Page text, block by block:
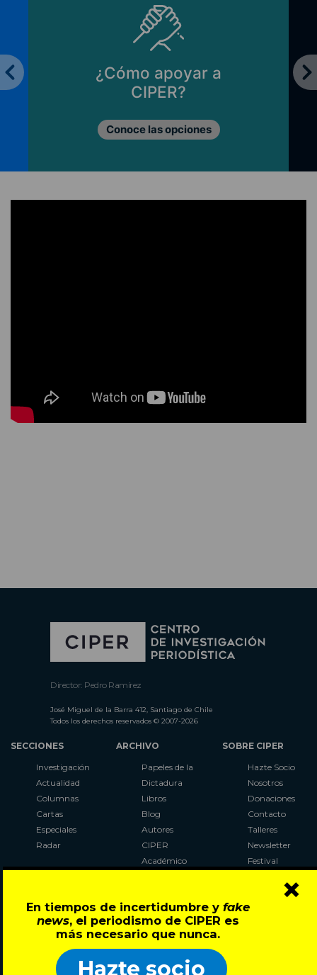
En tiempos de incertidumbre y fake
news, el periodismo de CIPER es
más necesario que nunca.
Hazte socio
×
¿Cómo apoyar a
CIPER?
Conoce las opciones
Director: Pedro Ramírez
José Miguel de la Barra 412, Santiago de Chile
Todos los derechos reservados © 2007-2026
SECCIONES
Investigación
Actualidad
Columnas
Cartas
Especiales
Radar
ARCHIVO
Papeles de la
Dictadura
Libros
Blog
Autores
CIPER
Académico
Al Plebiscito
con CIPER
SOBRE CIPER
Hazte Socio
Nosotros
Donaciones
Contacto
Talleres
Newsletter
Festival